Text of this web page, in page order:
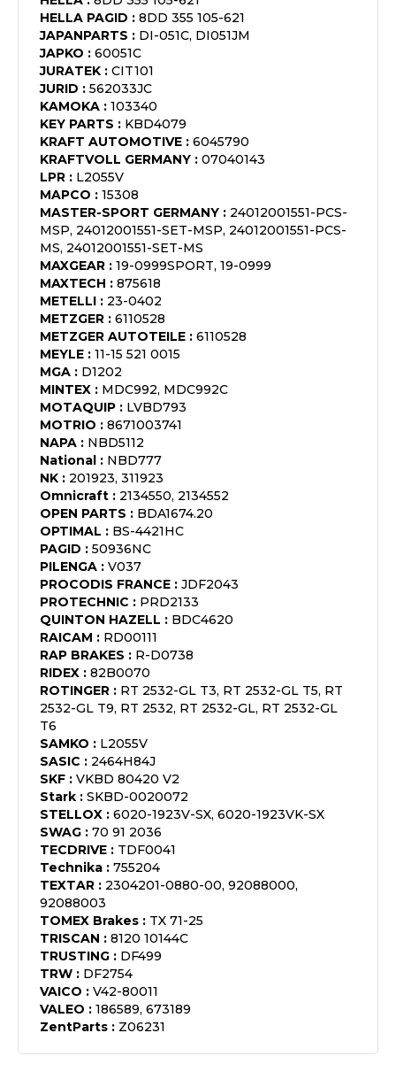
HELLA PAGID : 8DD 355 105-621
JAPANPARTS : DI-051C, DI051JM
JAPKO : 60051C
JURATEK : CIT101
JURID : 562033JC
KAMOKA : 103340
KEY PARTS : KBD4079
KRAFT AUTOMOTIVE : 6045790
KRAFTVOLL GERMANY : 07040143
LPR : L2055V
MAPCO : 15308
MASTER-SPORT GERMANY : 24012001551-PCS-
MSP, 24012001551-SET-MSP, 24012001551-PCS-
MS, 24012001551-SET-MS
MAXGEAR : 19-0999SPORT, 19-0999
MAXTECH : 875618
METELLI : 23-0402
METZGER : 6110528
METZGER AUTOTEILE : 6110528
MEYLE : 11-15 521 0015
MGA : D1202
MINTEX : MDC992, MDC992C
MOTAQUIP : LVBD793
MOTRIO : 8671003741
NAPA : NBD5112
National : NBD777
NK : 201923, 311923
Omnicraft : 2134550, 2134552
OPEN PARTS : BDA1674.20
OPTIMAL : BS-4421HC
PAGID : 50936NC
PILENGA : V037
PROCODIS FRANCE : JDF2043
PROTECHNIC : PRD2133
QUINTON HAZELL : BDC4620
RAICAM : RD00111
RAP BRAKES : R-D0738
RIDEX : 82B0070
ROTINGER : RT 2532-GL T3, RT 2532-GL T5, RT
2532-GL T9, RT 2532, RT 2532-GL, RT 2532-GL
T6
SAMKO : L2055V
SASIC : 2464H84J
SKF : VKBD 80420 V2
Stark : SKBD-0020072
STELLOX : 6020-1923V-SX, 6020-1923VK-SX
SWAG : 70 91 2036
TECDRIVE : TDF0041
Technika : 755204
TEXTAR : 2304201-0880-00, 92088000,
92088003
TOMEX Brakes : TX 71-25
TRISCAN : 8120 10144C
TRUSTING : DF499
TRW : DF2754
VAICO : V42-80011
VALEO : 186589, 673189
ZentParts : Z06231